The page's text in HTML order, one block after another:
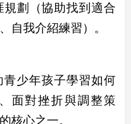
劃（協助找到適合
自我介紹練習）。
青少年孩子學習如何
面對挫折與調整策
核心之一。